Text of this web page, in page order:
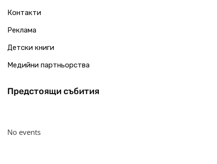
Контакти
Реклама
Детски книги
Медийни партньорства
Предстоящи събития
No events